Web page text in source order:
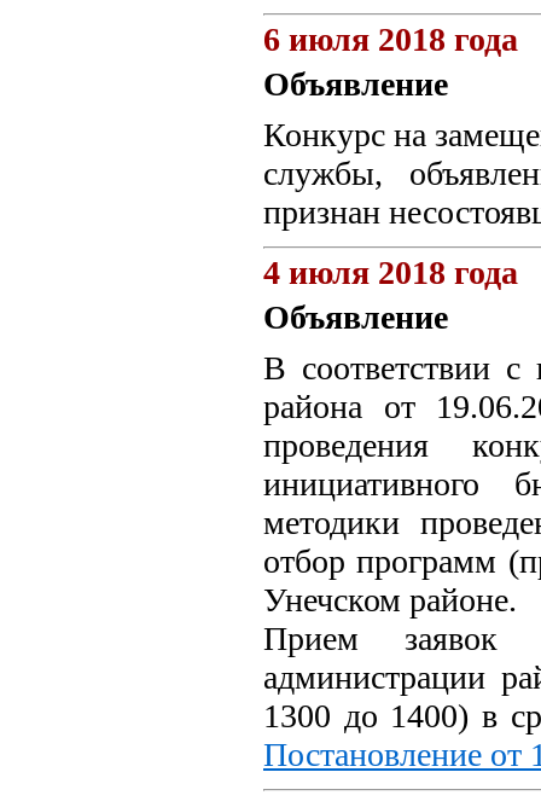
6 июля 2018 года
Объявление
Конкурс на
службы,
признан
4 июля 2018 года
Объявление
В соответствии с
района от
проведения
инициативного
методики
отбор программ
Унечском районе.
Прием заявок
администрации
1300 до 1400) в
Постановление